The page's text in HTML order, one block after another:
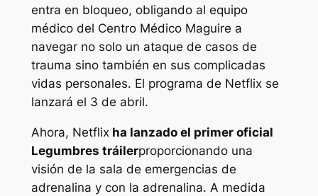
entra en bloqueo, obligando al equipo
médico del Centro Médico Maguire a
navegar no solo un ataque de casos de
trauma sino también en sus complicadas
vidas personales. El programa de Netflix se
lanzará el 3 de abril.
Ahora, Netflixha lanzado el primer oficial
Legumbres tráilerproporcionando una
visión de la sala de emergencias de
adrenalina y con la adrenalina. A medida